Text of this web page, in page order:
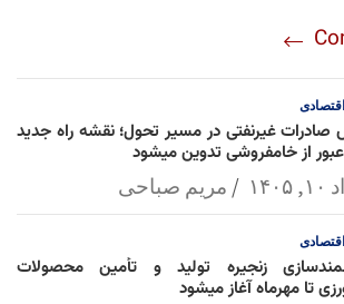
Lin
k
l
اقتصادی
غیرنفتی در مسیر تحول؛ نقشه راه جدید
از خامفروشی تدوین میشود
مریم صباحی
اقتصادی
زنجیره تولید و تأمین محصولات
تا مهرماه آغاز میشود